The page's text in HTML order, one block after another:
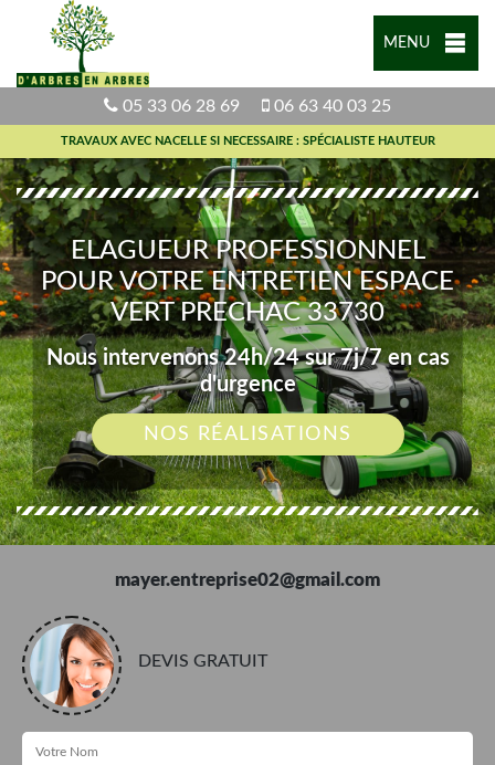
MENU
05 33 06 28 69 06 63 40 03 25
TRAVAUX AVEC NACELLE SI NECESSAIRE : SPÉCIALISTE HAUTEUR
ELAGUEUR PROFESSIONNEL
POUR VOTRE ENTRETIEN ESPACE
VERT PRECHAC 33730
Nous intervenons 24h/24 sur 7j/7 en cas
d'urgence
NOS RÉALISATIONS
mayer.entreprise02@gmail.com
DEVIS GRATUIT